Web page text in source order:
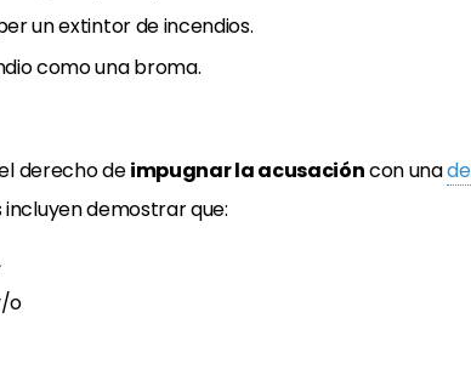
un extintor de incendios.
como una broma.
derecho deimpugnar la acusacióncon una
demostrar que:
o